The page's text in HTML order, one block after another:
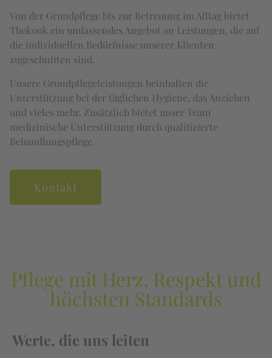
Von der Grundpflege bis zur Betreuung im Alltag bietet
Thekook ein umfassendes Angebot an Leistungen, die auf
die individuellen Bedürfnisse unserer Klienten
zugeschnitten sind.
Unsere Grundpflegeleistungen beinhalten die
Unterstützung bei der täglichen Hygiene, das Anziehen
und vieles mehr. Zusätzlich bietet unser Team
medizinische Unterstützung durch qualifizierte
Behandlungspflege.
Kontakt
Pflege mit Herz, Respekt und
höchsten Standards
Werte, die uns leiten